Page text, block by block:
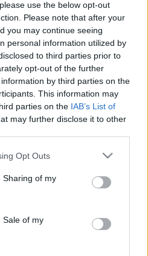
use the below opt-out
Please note that after your
you may continue seeing
personal information utilized by
to third parties prior to
opt-out of the further
by third parties on the
This information may
parties on the IAB’s List of
may further disclose it to other
app uses one or more Google
behaviour. You may click to
and its third-party tags to
purposes in below Google
Opt Outs
Sharing of my
Sale of my